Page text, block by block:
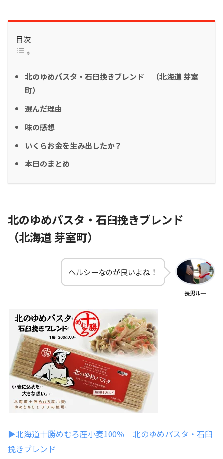
目次
北のゆめパスタ・石臼挽きブレンド （北海道 芽室
町）
選んだ理由
味の感想
いくらお金を生み出したか？
本日のまとめ
北のゆめパスタ・石臼挽きブレンド
（北海道 芽室町）
ヘルシーなのが良いよね！
長男ルー
▶北海道十勝めむろ産小麦100％ 北のゆめパスタ・石臼
挽きブレンド